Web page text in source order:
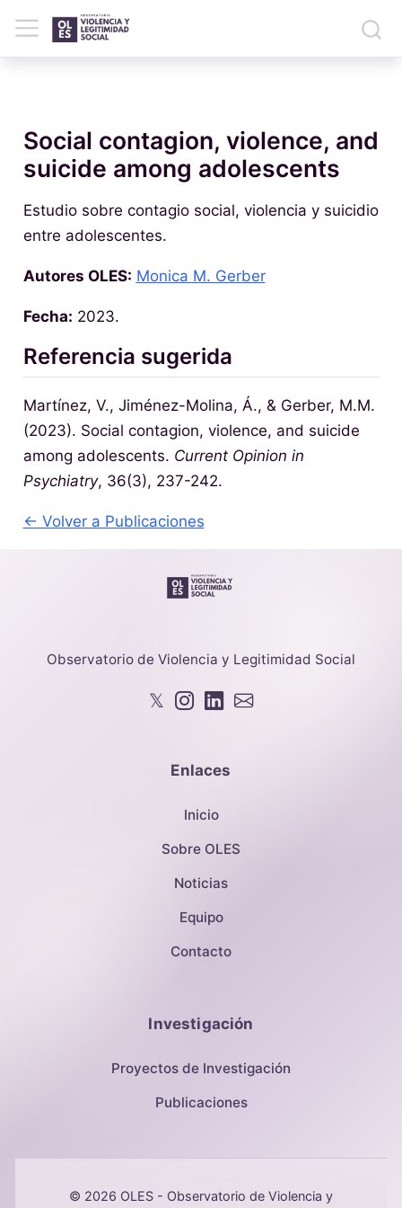
Social contagion, violence, and
suicide among adolescents
Estudio sobre contagio social, violencia y suicidio
entre adolescentes.
Autores OLES: Monica M. Gerber
Fecha: 2023.
Referencia sugerida
Martínez, V., Jiménez-Molina, Á., & Gerber, M.M.
(2023). Social contagion, violence, and suicide
among adolescents. Current Opinion in
Psychiatry, 36(3), 237-242.
← Volver a Publicaciones
Observatorio de Violencia y Legitimidad Social
𝕏
Enlaces
Inicio
Sobre OLES
Noticias
Equipo
Contacto
Investigación
Proyectos de Investigación
Publicaciones
© 2026 OLES - Observatorio de Violencia y